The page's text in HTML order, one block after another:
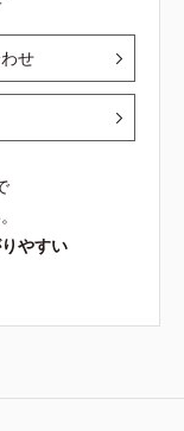
せ
やすい